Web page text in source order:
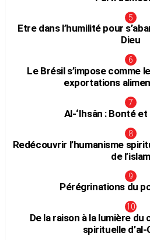
Etre dans l’humilité pour
Dieu
Le Brésil s’impose comme
exportations
Al-‘Ihsân : Bonté
Redécouvrir l’humanisme
de l’islam
Pérégrinations du
De la raison à la lumière
spirituelle d’al-